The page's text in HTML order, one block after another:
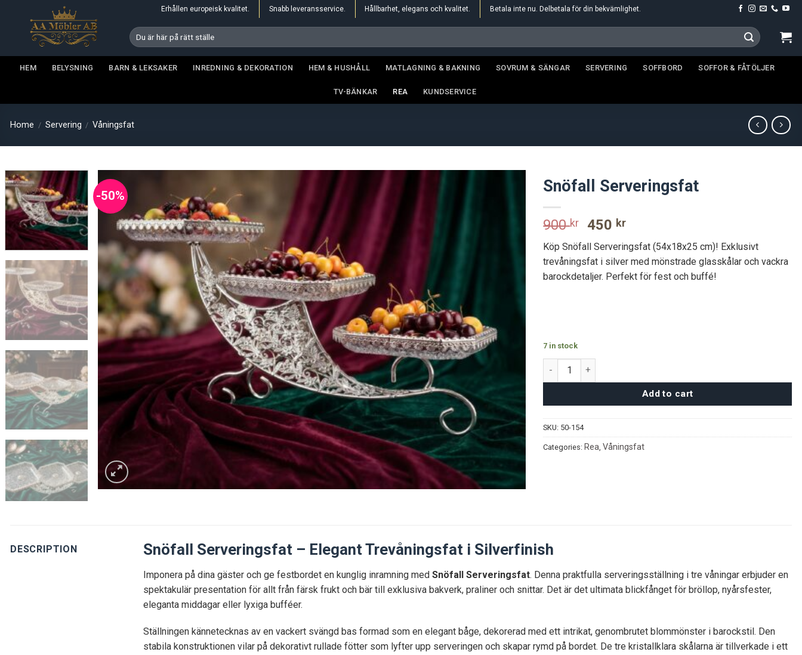
Erhållen europeisk kvalitet. Snabb leveransservice. Hållbarhet, elegans och kvalitet. Betala inte nu. Delbetala för din bekvämlighet.
Search
for:
HEM BELYSNING BARN & LEKSAKER INREDNING & DEKORATION HEM & HUSHÅLL MATLAGNING & BAKNING SOVRUM & SÄNGAR SERVERING SOFFBORD SOFFOR & FÅTÖLJER
TV-BÄNKAR REA KUNDSERVICE
Home / Servering / Våningsfat
-50% Snöfall Serveringsfat
900kr
Original
price
was:
900 kr.
450 krCurrent
price
is:
450 kr.
Köp Snöfall Serveringsfat (54x18x25 cm)! Exklusivt
trevåningsfat i silver med mönstrade glasskålar och vackra
barockdetaljer. Perfekt för fest och buffé!
7 in stock
Snöfall Serveringsfat quantity
Add to cart
SKU: 50-154
Categories: Rea ,Våningsfat
DESCRIPTION Snöfall Serveringsfat – Elegant Trevåningsfat i Silverfinish
Imponera på dina gäster och ge festbordet en kunglig inramning medSnöfall Serveringsfat. Denna praktfulla serveringsställning i tre våningar erbjuder en
spektakulär presentation för allt från färsk frukt och bär till exklusiva bakverk, praliner och snittar. Det är det ultimata blickfånget för bröllop, nyårsfester,
eleganta middagar eller lyxiga bufféer.
Ställningen kännetecknas av en vackert svängd bas formad som en elegant båge, dekorerad med ett intrikat, genombrutet blommönster i barockstil. Den
stabila konstruktionen vilar på dekorativt rullade fötter som lyfter upp serveringen och skapar rymd på bordet. De tre kristallklara skålarna är tillverkade i ett